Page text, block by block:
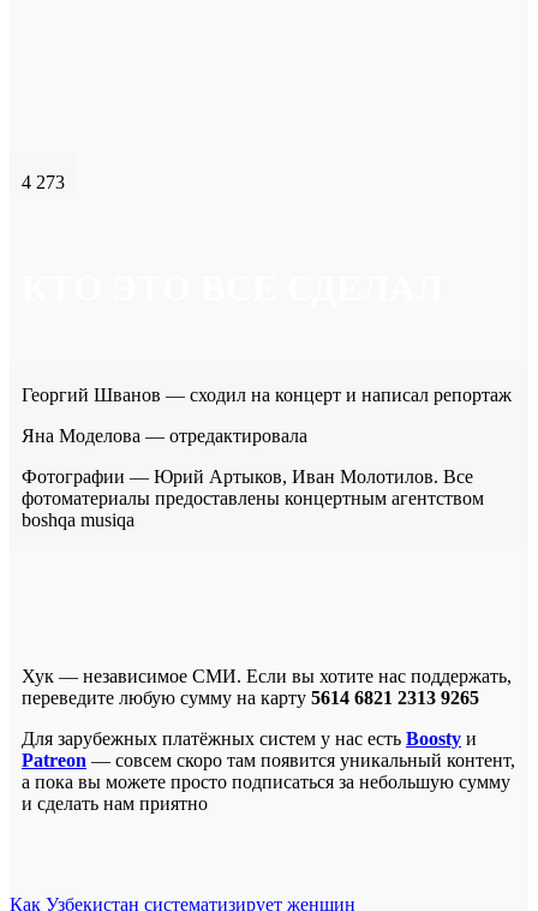
4 273
Георгий Шванов — сходил на концерт и написал репортаж
Яна Моделова — отредактировала
Фотографии — Юрий Артыков, Иван Молотилов. Все
фотоматериалы предоставлены концертным агентством
boshqa musiqa
Хук — независимое СМИ. Если вы хотите нас поддержать,
переведите любую сумму на карту 5614 6821 2313 9265
Для зарубежных платёжных систем у нас есть Boosty и
Patreon — совсем скоро там появится уникальный контент,
а пока вы можете просто подписаться за небольшую сумму
и сделать нам приятно
Как Узбекистан систематизирует женщин